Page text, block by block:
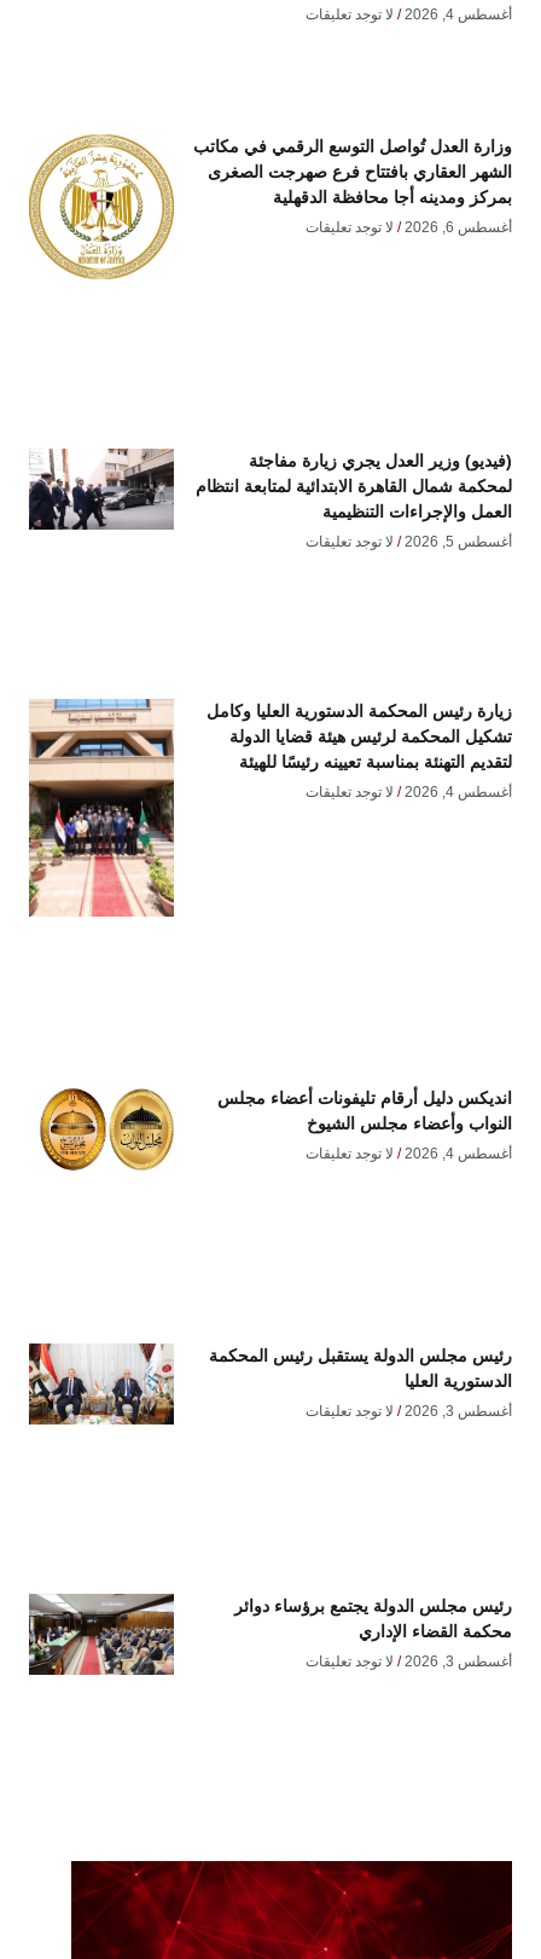
أغسطس 4, 2026 لا توجد تعليقات
وزارة العدل تُواصل التوسع الرقمي في مكاتب
الشهر العقاري بافتتاح فرع صهرجت الصغرى
بمركز ومدينه أجا محافظة الدقهلية
أغسطس 6, 2026 لا توجد تعليقات
(فيديو) وزير العدل يجري زيارة مفاجئة
لمحكمة شمال القاهرة الابتدائية لمتابعة انتظام
العمل والإجراءات التنظيمية
أغسطس 5, 2026 لا توجد تعليقات
زيارة رئيس المحكمة الدستورية العليا وكامل
تشكيل المحكمة لرئيس هيئة قضايا الدولة
لتقديم التهنئة بمناسبة تعيينه رئيسًا للهيئة
أغسطس 4, 2026 لا توجد تعليقات
انديكس دليل أرقام تليفونات أعضاء مجلس
النواب وأعضاء مجلس الشيوخ
أغسطس 4, 2026 لا توجد تعليقات
رئيس مجلس الدولة يستقبل رئيس المحكمة
الدستورية العليا
أغسطس 3, 2026 لا توجد تعليقات
رئيس مجلس الدولة يجتمع برؤساء دوائر
محكمة القضاء الإداري
أغسطس 3, 2026 لا توجد تعليقات